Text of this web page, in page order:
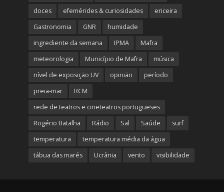
doces
efemérides & curiosidades
ericeira
Gastronomia
GNR
humidade
ingrediente da semana
IPMA
Mafra
meteorologia
Município de Mafra
música
nível de exposição UV
opinião
período
preia-mar
RCM
rede de teatros e cineteatros portugueses
Rogério Batalha
Rádio Sal Saúde
surf
temperatura
temperatura média da água
tábua das marés
Ucrânia vento visibilidade